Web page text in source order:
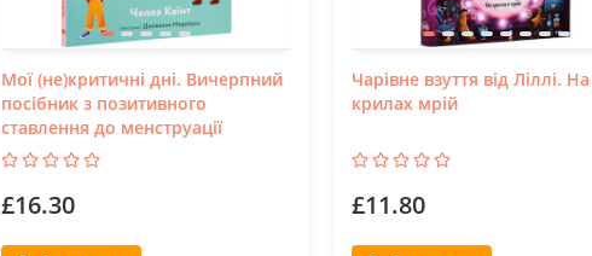
Мої (не)критичні дні. Вичерпний
посібник з позитивного
ставлення до менструації
£16.30
Чарівне взуття від Ліллі. На
крилах мрій
£11.80